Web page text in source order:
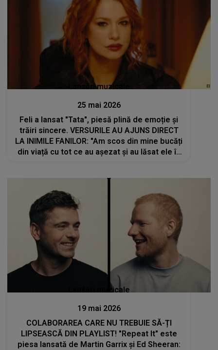
Lansări muzicale
25 mai 2026
Feli a lansat "Tata", piesă plină de emoție și
trăiri sincere. VERSURILE AU AJUNS DIRECT
LA INIMILE FANILOR: "Am scos din mine bucăți
din viață cu tot ce au așezat și au lăsat ele în
Lansări muzicale
19 mai 2026
COLABORAREA CARE NU TREBUIE SĂ-ȚI
LIPSEASCĂ DIN PLAYLIST! "Repeat It" este
piesa lansată de Martin Garrix și Ed Sheeran: